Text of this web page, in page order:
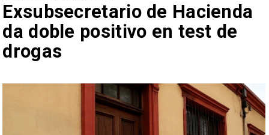
Exsubsecretario de Hacienda
da doble positivo en test de
drogas